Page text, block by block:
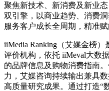
聚焦新技术、新消费及新业
双引擎，以商业趋势、消费
服务客户成长全周期，精准
iiMedia Ranking（艾媒金榜
评价机构，依托 iiMeval大数
的品牌信息及购物消费指南
力，艾媒咨询持续输出兼具
高质量研究成果。通过打造“